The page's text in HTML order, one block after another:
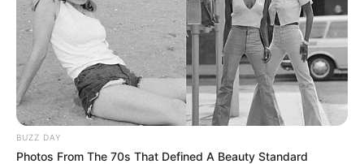
BUZZ DAY
Photos From The 70s That Defined A Beauty Standard